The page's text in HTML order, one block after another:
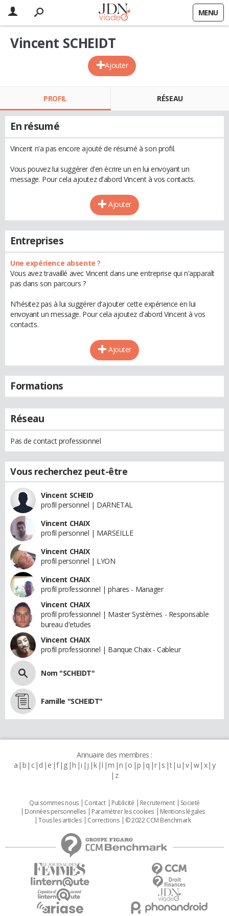
MENU
Ajouter
Vincent SCHEIDT
PROFIL RÉSEAU
En résumé
Vincent n'a pas encore ajouté de résumé à son profil.
Vous pouvez lui suggérer d'en écrire un en lui envoyant un
message. Pour cela ajoutez d'abord Vincent à vos contacts.
Ajouter
Entreprises
Une expérience absente ?
Vous avez travaillé avec Vincent dans une entreprise qui n'apparaît
pas dans son parcours ?
N'hésitez pas à lui suggérer d'ajouter cette expérience en lui
envoyant un message. Pour cela ajoutez d'abord Vincent à vos
contacts.
Ajouter
Formations
Réseau
Pas de contact professionnel
Vous recherchez peut-être
Vincent SCHEID
profil personnel | DARNETAL
Vincent CHAIX
profil personnel | MARSEILLE
Vincent CHAIX
profil personnel | LYON
Vincent CHAIX
profil professionnel | phares - Manager
Vincent CHAIX
profil professionnel | Master Systèmes - Responsable
bureau d'etudes
Vincent CHAIX
profil professionnel | Banque Chaix - Cableur
Nom "SCHEIDT"
Famille "SCHEIDT"
Annuaire des membres :
a b c d e f g h i j k l m n o p q r s t u v w x y
z
Qui sommes nous Contact Publicité Recrutement
Societé
Données personnelles
Paramétrer les cookies
Mentions légales
Tous les articles
Corrections © 2022 CCM Benchmark